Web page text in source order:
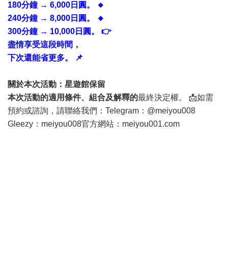
180分鐘 → 6,000日圓。 🔸
240分鐘 → 8,000日圓。 🔸
300分鐘 → 10,000日圓。 👉
盡情享受這段時間，
下次還能省更多。 📌
關於本次活動： 星遊館保留
本次活動的適用條件、組合及解釋的最終決定權。 📩如需
預約或諮詢，請聯絡我們： Telegram：@meiyou008
Gleezy：meiyou008官方網站：meiyou001.com